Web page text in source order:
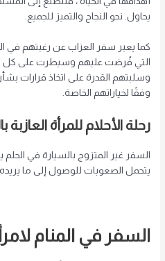
يحاول. نحو النجاح والتميز للجميع.
كما يعبر سفر العزاب عن رغبتهم في
التي فُرضت عليهم وسيطرت على كل
وسلبتهم القدرة على اتخاذ قرارات
وفقًا لخياراتهم الخاصة.
رحلة الأحلام للمرأة العازبة
السفر غير المتزوج بالسيارة في
يتحمل الصعوبات للوصول إلى ما
السفر في المنام